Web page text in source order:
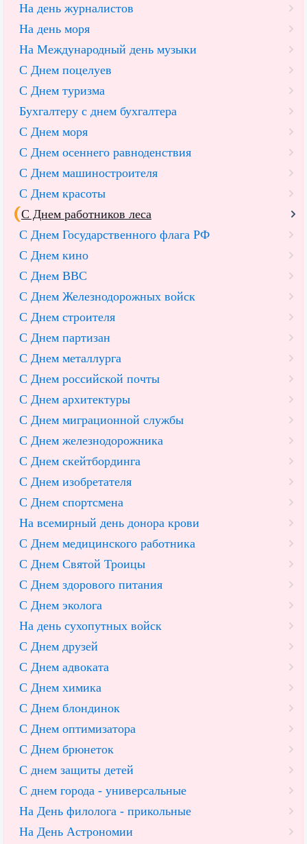
На день журналистов
На день моря
На Международный день музыки
С Днем поцелуев
С Днем туризма
Бухгалтеру с днем бухгалтера
С Днем моря
С Днем осеннего равноденствия
С Днем машиностроителя
С Днем красоты
С Днем работников леса
С Днем Государственного флага РФ
С Днем кино
С Днем ВВС
С Днем Железнодорожных войск
С Днем строителя
С Днем партизан
С Днем металлурга
С Днем российской почты
С Днем архитектуры
С Днем миграционной службы
С Днем железнодорожника
С Днем скейтбординга
С Днем изобретателя
С Днем спортсмена
На всемирный день донора крови
С Днем медицинского работника
С Днем Святой Троицы
С Днем здорового питания
С Днем эколога
На день сухопутных войск
С Днем друзей
С Днем адвоката
С Днем химика
С Днем блондинок
С Днем оптимизатора
С Днем брюнеток
С днем защиты детей
С днем города - универсальные
На День филолога - прикольные
На День Астрономии